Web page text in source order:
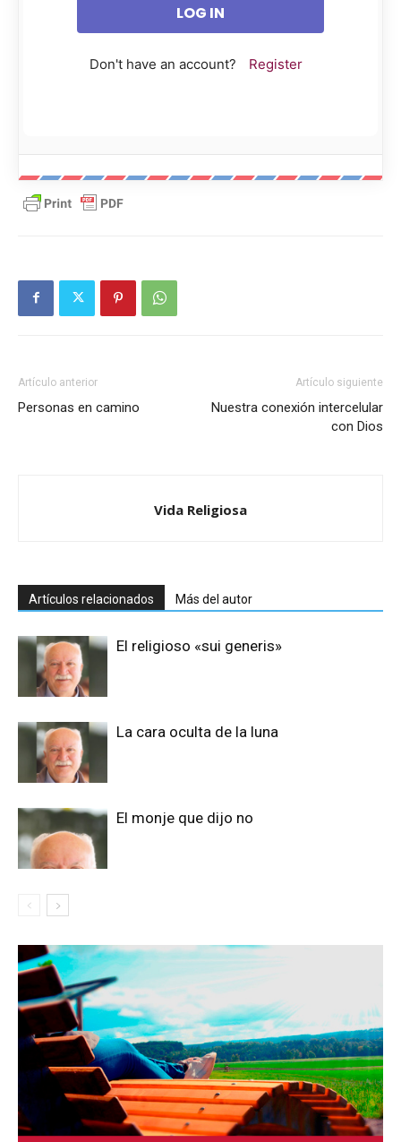
Don't have an account? Register
Artículo anterior
Personas en camino
Artículo siguiente
Nuestra conexión intercelular
con Dios
Vida Religiosa
Artículos relacionados Más del autor
El religioso «sui generis»
La cara oculta de la luna
El monje que dijo no